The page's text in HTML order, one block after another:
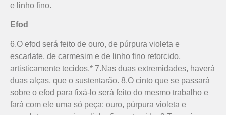
e linho fino.
Efod
6.O efod será feito de ouro, de púrpura violeta e
escarlate, de carmesim e de linho fino retorcido,
artisticamente tecidos.* 7.Nas duas extremidades, haverá
duas alças, que o sustentarão. 8.O cinto que se passará
sobre o efod para fixá-lo será feito do mesmo trabalho e
fará com ele uma só peça: ouro, púrpura violeta e